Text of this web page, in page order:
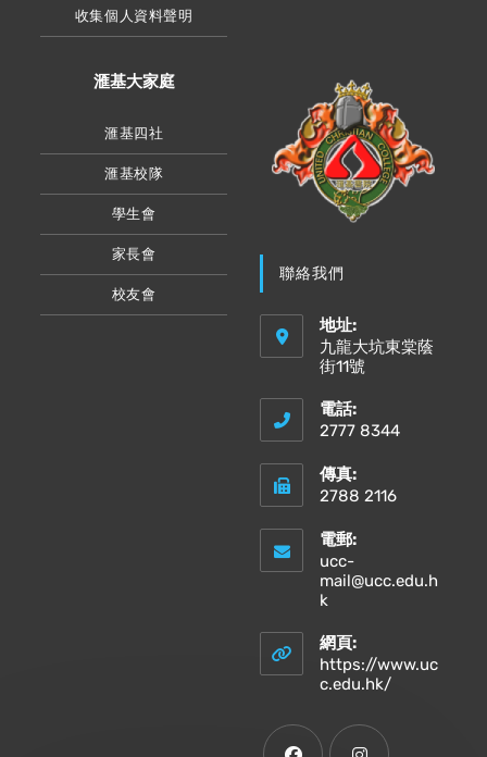
收集個人資料聲明
滙基大家庭
滙基四社
滙基校隊
學生會
家長會
校友會
聯絡我們
地址:
九龍大坑東棠蔭
街11號
電話:
2777 8344
傳真:
2788 2116
電郵:
ucc-
mail@ucc.edu.h
k
your
application
網頁:
https://www.uc
c.edu.hk/Opens